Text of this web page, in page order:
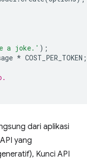
a joke.' );
* COST_PER_TOKEN ;
dari aplikasi
yang
Kunci API